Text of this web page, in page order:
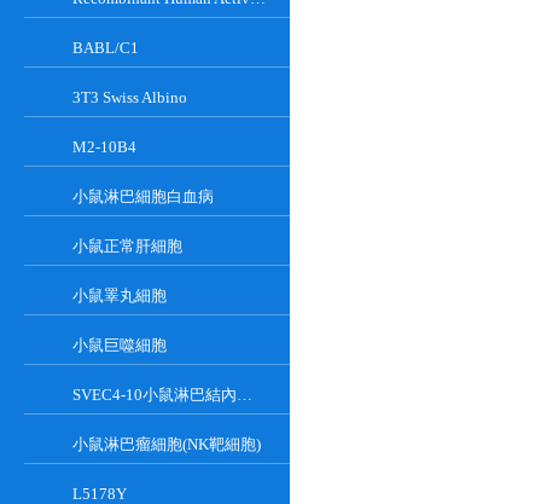
BABL/C1
3T3 Swiss Albino
M2-10B4
小鼠淋巴細胞白血病
小鼠正常肝細胞
小鼠睪丸細胞
小鼠巨噬細胞
SVEC4-10小鼠淋巴結內皮細胞
小鼠淋巴瘤細胞(NK靶細胞)
L5178Y